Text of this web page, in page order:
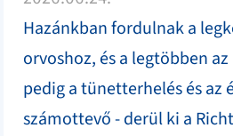
Hazánkban fordulnak a
orvoshoz, és a legtöbben
pedig a tünetterhelés és az
számottevő - derül ki a